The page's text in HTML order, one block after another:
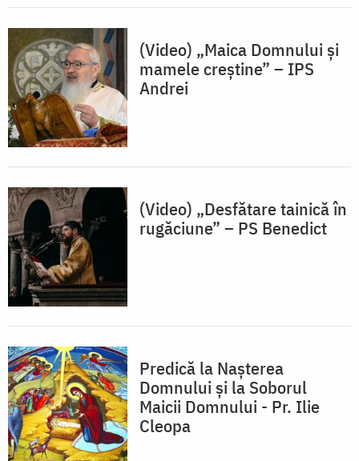
(Video) „Maica Domnului și
mamele creștine” – IPS
Andrei
(Video) „Desfătare tainică în
rugăciune” – PS Benedict
Predică la Nașterea
Domnului şi la Soborul
Maicii Domnului - Pr. Ilie
Cleopa